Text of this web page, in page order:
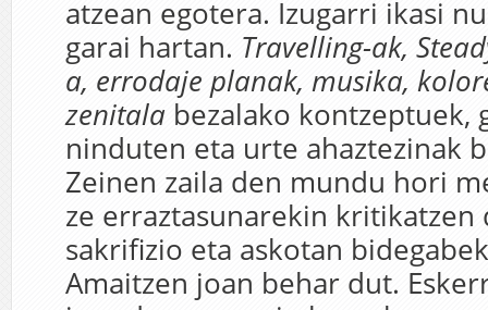
atzean egotera. Izugarri ikasi
garai hartan. Travelling-ak,
a, errodaje planak, musika,
zenitala bezalako kontzeptuek,
ninduten eta urte ahaztezinak
Zeinen zaila den mundu hori
ze erraztasunarekin kritikatzen
sakrifizio eta askotan
Amaitzen joan behar dut.